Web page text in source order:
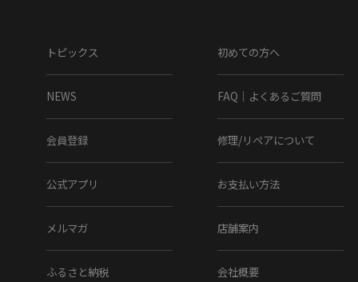
トピックス
NEWS
会員登録
公式アプリ
メルマガ
ふるさと納税
初めての方へ
FAQ｜よくあるご質問
修理/リペアについて
お支払い方法
店舗案内
会社概要